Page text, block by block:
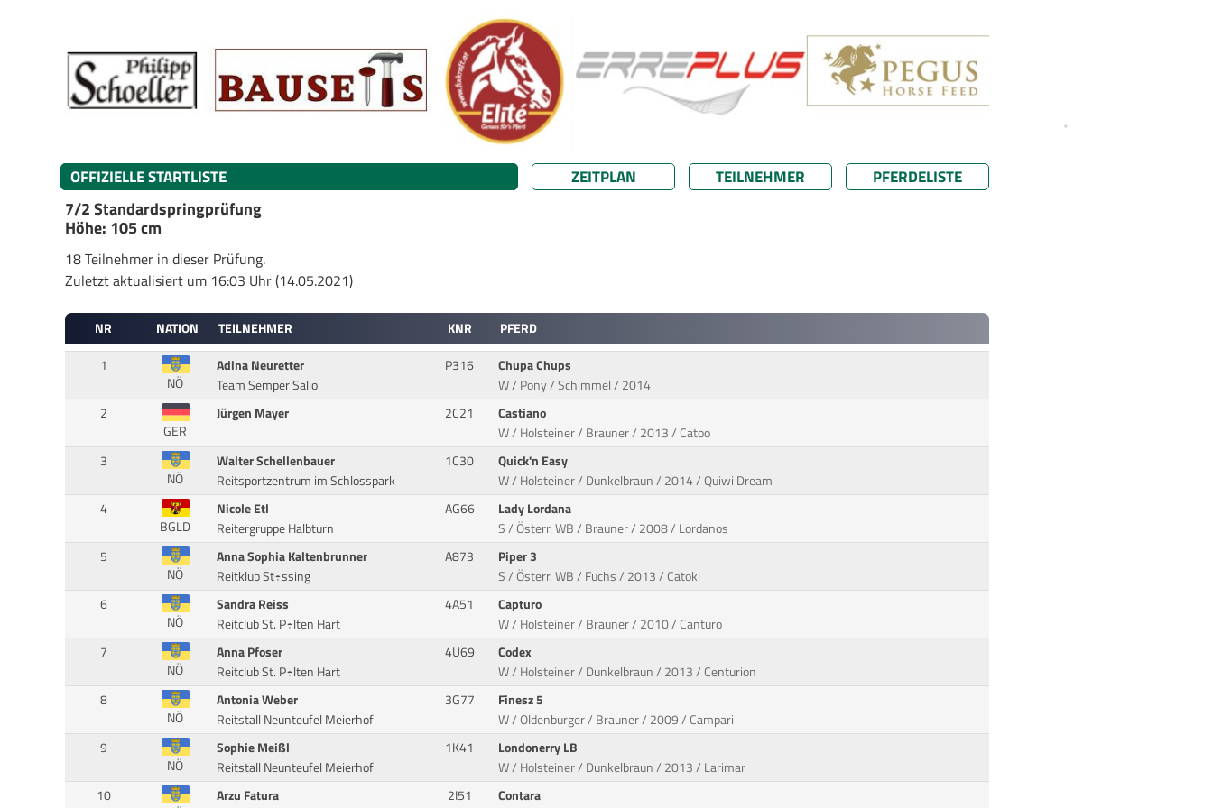
OFFIZIELLE STARTLISTE ZEITPLAN TEILNEHMER
PFERDELISTE
7/2 Standardspringprüfung
Höhe: 105 cm
18 Teilnehmer in dieser Prüfung.
Zuletzt aktualisiert um 16:03 Uhr (14.05.2021)
NR NATION TEILNEHMER KNR
PFERD
1
NÖ
Adina Neuretter
Team Semper Salio
P316
Chupa Chups
W / Pony / Schimmel / 2014
2
GER
Jürgen Mayer 2C21
Castiano
W / Holsteiner / Brauner / 2013 / Catoo
3
NÖ
Walter Schellenbauer
Reitsportzentrum im Schlosspark
1C30
Quick'n Easy
W / Holsteiner / Dunkelbraun / 2014 / Quiwi Dream
4
BGLD
Nicole Etl
Reitergruppe Halbturn
AG66
Lady Lordana
S / Österr. WB / Brauner / 2008 / Lordanos
5
NÖ
Anna Sophia Kaltenbrunner
Reitklub St÷ssing
A873
Piper 3
S / Österr. WB / Fuchs / 2013 / Catoki
6
NÖ
Sandra Reiss
Reitclub St. P÷lten Hart
4A51
Capturo
W / Holsteiner / Brauner / 2010 / Canturo
7
NÖ
Anna Pfoser
Reitclub St. P÷lten Hart
4U69
Codex
W / Holsteiner / Dunkelbraun / 2013 / Centurion
8
NÖ
Antonia Weber
Reitstall Neunteufel Meierhof
3G77
Finesz 5
W / Oldenburger / Brauner / 2009 / Campari
9
NÖ
Sophie Meißl
Reitstall Neunteufel Meierhof
1K41
Londonerry LB
W / Holsteiner / Dunkelbraun / 2013 / Larimar
10
Arzu Fatura
2I51
Contara